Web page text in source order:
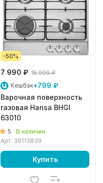
-50%
7 990 ₽ 15 999 ₽
Кешбэк+799 ₽
Варочная поверхность
газовая Hansa BHGI
63010
5
В наличии
Арт. 39113839
Купить